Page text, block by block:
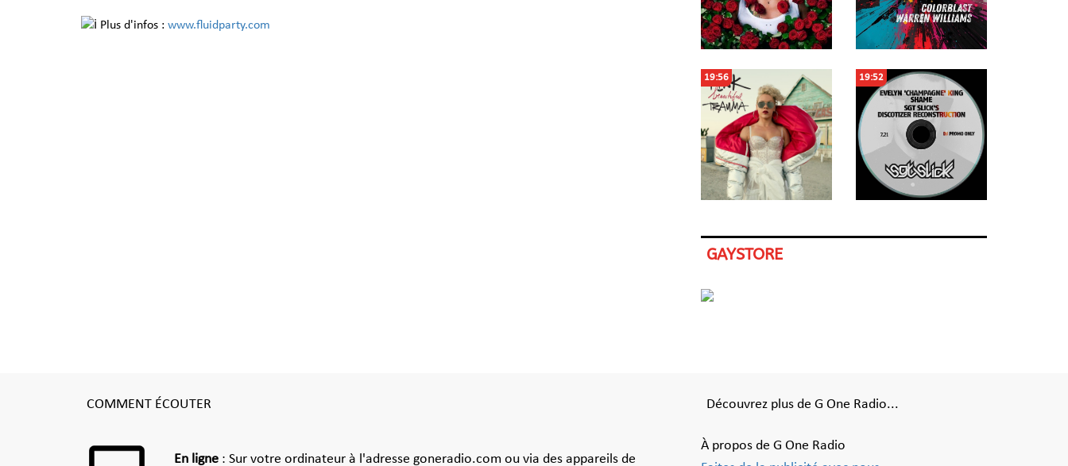
Plus d'infos : www.fluidparty.com
19:56 19:52
GAYSTORE
COMMENT ÉCOUTER
En ligne : Sur votre ordinateur à l'adresse goneradio.com ou via des appareils de
Découvrez plus de G One Radio...
À propos de G One Radio